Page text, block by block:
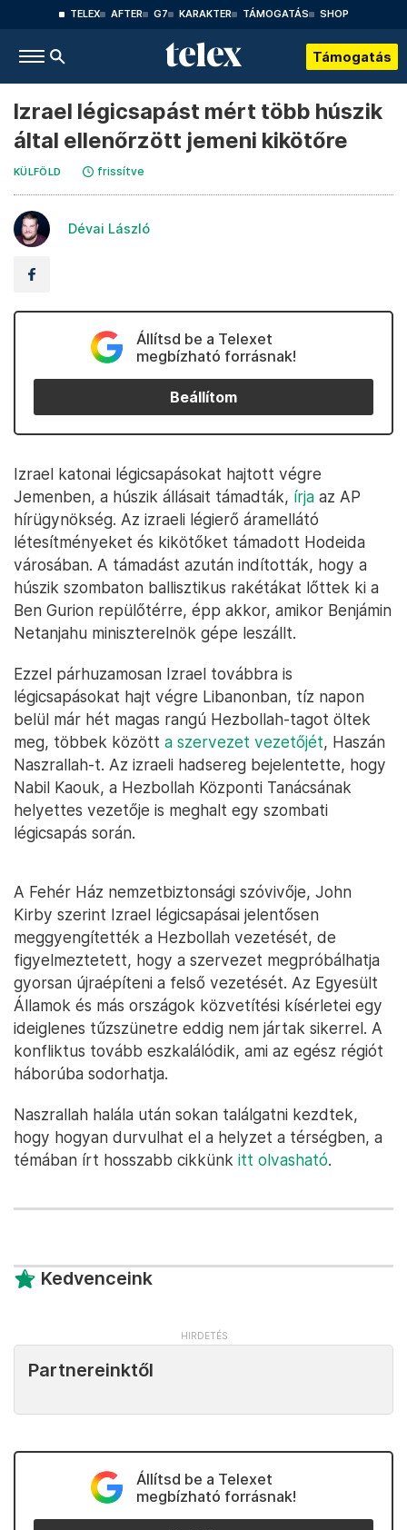
TELEX AFTER G7 KARAKTER TÁMOGATÁS SHOP
Támogatás
Izrael légicsapást mért több húszik
által ellenőrzött jemeni kikötőre
KÜLFÖLD frissítve
Dévai László
Állítsd be a Telexet
megbízható forrásnak!
Beállítom
Izrael katonai légicsapásokat hajtott végre
Jemenben, a húszik állásait támadták, írja az AP
hírügynökség. Az izraeli légierő áramellátó
létesítményeket és kikötőket támadott Hodeida
városában. A támadást azután indították, hogy a
húszik szombaton ballisztikus rakétákat lőttek ki a
Ben Gurion repülőtérre, épp akkor, amikor Benjámin
Netanjahu miniszterelnök gépe leszállt.
Ezzel párhuzamosan Izrael továbbra is
légicsapásokat hajt végre Libanonban, tíz napon
belül már hét magas rangú Hezbollah-tagot öltek
meg, többek között a szervezet vezetőjét, Haszán
Naszrallah-t. Az izraeli hadsereg bejelentette, hogy
Nabil Kaouk, a Hezbollah Központi Tanácsának
helyettes vezetője is meghalt egy szombati
légicsapás során.
A Fehér Ház nemzetbiztonsági szóvivője, John
Kirby szerint Izrael légicsapásai jelentősen
meggyengítették a Hezbollah vezetését, de
figyelmeztetett, hogy a szervezet megpróbálhatja
gyorsan újraépíteni a felső vezetését. Az Egyesült
Államok és más országok közvetítési kísérletei egy
ideiglenes tűzszünetre eddig nem jártak sikerrel. A
konfliktus tovább eszkalálódik, ami az egész régiót
háborúba sodorhatja.
Naszrallah halála után sokan találgatni kezdtek,
hogy hogyan durvulhat el a helyzet a térségben, a
témában írt hosszabb cikkünk itt olvasható.
Kedvenceink
Partnereinktől
Állítsd be a Telexet
megbízható forrásnak!